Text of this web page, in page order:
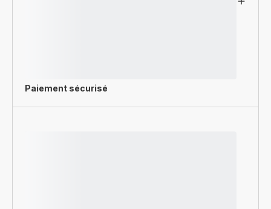
Paiement sécurisé